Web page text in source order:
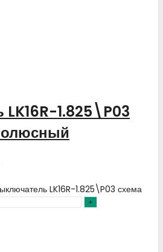
1.825\P03
LK16R-1.825\P03 схема